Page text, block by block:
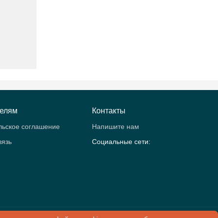
соглашение
Контакты
Напишите нам
Социальные сети: